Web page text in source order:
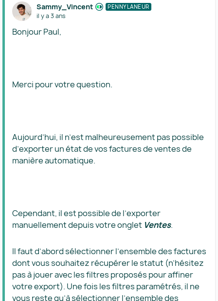
Sammy_Vincent PENNYLANEUR
il y a 3 ans
Bonjour Paul,
Merci pour votre question.
Aujourd’hui, il n’est malheureusement pas possible
d’exporter un état de vos factures de ventes de
manière automatique.
Cependant, il est possible de l’exporter
manuellement depuis votre onglet Ventes.
Il faut d’abord sélectionner l’ensemble des factures
dont vous souhaitez récupérer le statut (n’hésitez
pas à jouer avec les filtres proposés pour affiner
votre export). Une fois les filtres paramétrés, il ne
vous reste qu’à sélectionner l’ensemble des